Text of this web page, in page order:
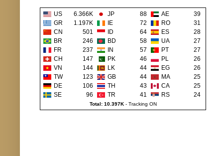
US 6.366K JP 88 AE
39
GR
1.197K IE 72 RO
31
CN
501 ID 64 ES
28
BR
246 BD 58 UA
27
FR
237 IN 57 PT
27
CH
147 PK 46 PL
26
VN
144 LK 44 EG
26
TW
123 GB 44 MA
25
DE
106 TH 43 CA
25
SE
96 TR 41 RS 24
Total: 10.397K- Tracking ON